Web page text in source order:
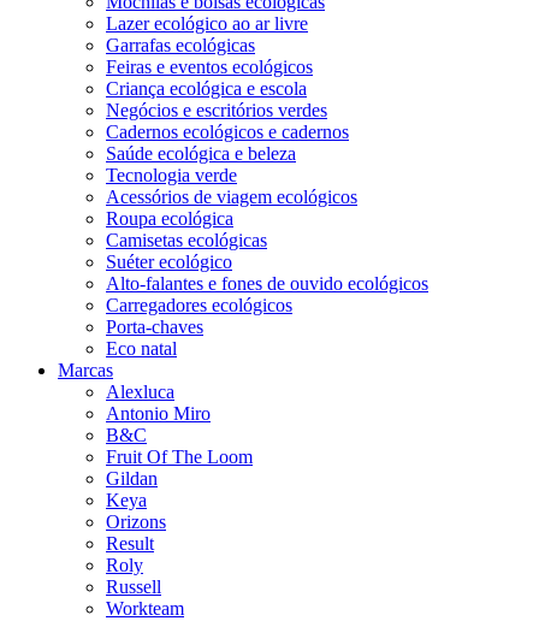
Lazer ecológico ao ar livre
Garrafas ecológicas
Feiras e eventos ecológicos
Criança ecológica e escola
Negócios e escritórios verdes
Cadernos ecológicos e cadernos
Saúde ecológica e beleza
Tecnologia verde
Acessórios de viagem ecológicos
Roupa ecológica
Camisetas ecológicas
Suéter ecológico
Alto-falantes e fones de ouvido ecológicos
Carregadores ecológicos
Porta-chaves
Eco natal
Marcas
Alexluca
Antonio Miro
B&C
Fruit Of The Loom
Gildan
Keya
Orizons
Result
Roly
Russell
Workteam